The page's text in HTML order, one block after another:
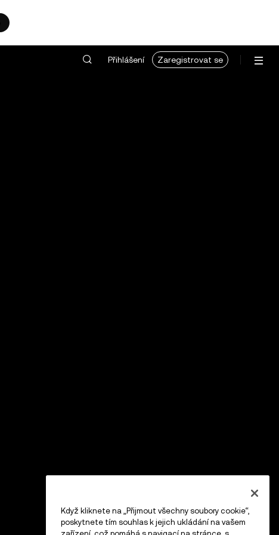
Přihlášení Zaregistrovat se
Když kliknete na „Přijmout všechny soubory cookie“,
poskytnete tím souhlas k jejich ukládání na vašem